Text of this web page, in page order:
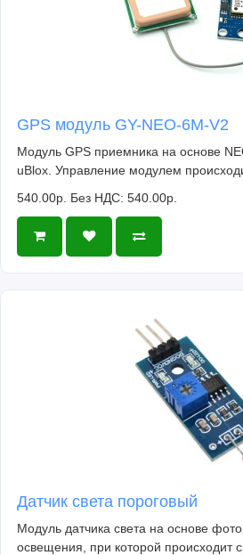
GPS модуль GY-NEO-6M-V2
Модуль GPS приемника на основе
uBlox. Управление модулем
540.00р. Без НДС: 540.00р.
Датчик света пороговый
Модуль датчика света на основе
освещения, при которой происходит